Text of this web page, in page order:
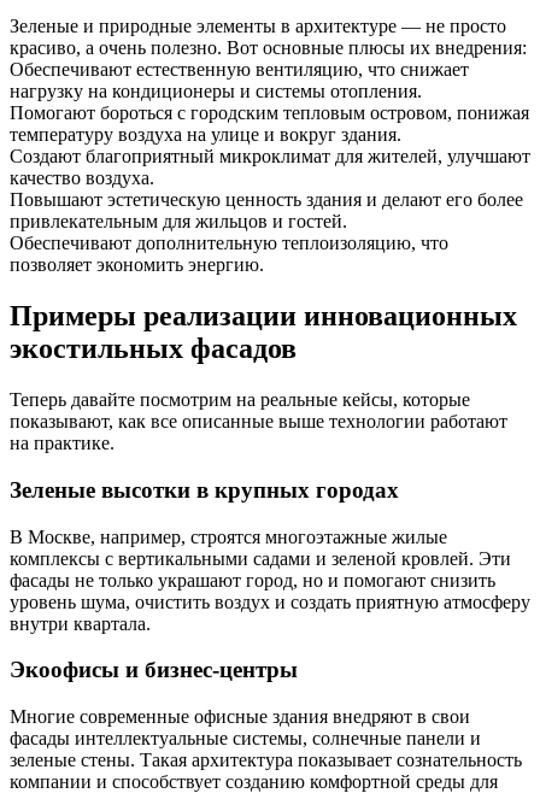
Зеленые и природные элементы в архитектуре — не просто
красиво, а очень полезно. Вот основные плюсы их внедрения:
Обеспечивают естественную вентиляцию, что снижает
нагрузку на кондиционеры и системы отопления.
Помогают бороться с городским тепловым островом, понижая
температуру воздуха на улице и вокруг здания.
Создают благоприятный микроклимат для жителей, улучшают
качество воздуха.
Повышают эстетическую ценность здания и делают его более
привлекательным для жильцов и гостей.
Обеспечивают дополнительную теплоизоляцию, что
позволяет экономить энергию.
Примеры реализации инновационных
экостильных фасадов
Теперь давайте посмотрим на реальные кейсы, которые
показывают, как все описанные выше технологии работают
на практике.
Зеленые высотки в крупных городах
В Москве, например, строятся многоэтажные жилые
комплексы с вертикальными садами и зеленой кровлей. Эти
фасады не только украшают город, но и помогают снизить
уровень шума, очистить воздух и создать приятную атмосферу
внутри квартала.
Экоофисы и бизнес-центры
Многие современные офисные здания внедряют в свои
фасады интеллектуальные системы, солнечные панели и
зеленые стены. Такая архитектура показывает сознательность
компании и способствует созданию комфортной среды для